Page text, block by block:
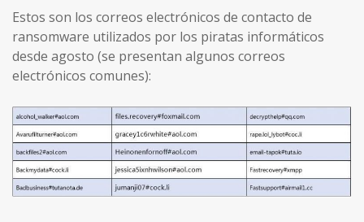
Estos son los correos electrónicos de contacto de
ransomware utilizados por los piratas informáticos
desde agosto (se presentan algunos correos
electrónicos comunes):